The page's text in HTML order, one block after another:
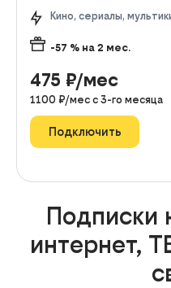
Кино, сериалы,
-57 % на 2 мес.
475 ₽/мес
1100 ₽/мес с 3-го месяца
Подключить
Подписки
интернет,